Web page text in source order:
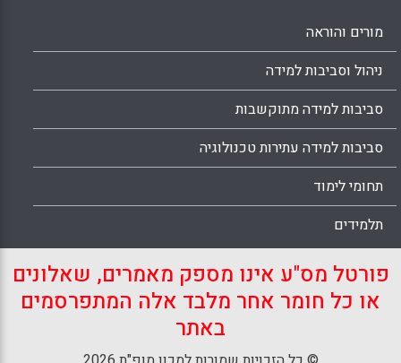
מורים והוראה
ניהול וסביבות למידה
סביבות למידה מתוקשבות
סביבות למידה עתירות טכנולוגיה
תחומי לימוד
תלמידים
פורטל מס"ע אינו מספק מאמרים, שאלונים
או כל חומר אחר מלבד אלה המתפרסמים
באתר